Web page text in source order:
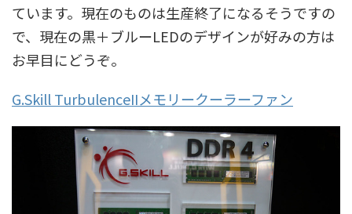
ています。現在のものは生産終了になるそうですの
で、現在の黒＋ブルーLEDのデザインが好みの方は
お早目にどうぞ。
G.Skill TurbulenceIIメモリークーラーファン